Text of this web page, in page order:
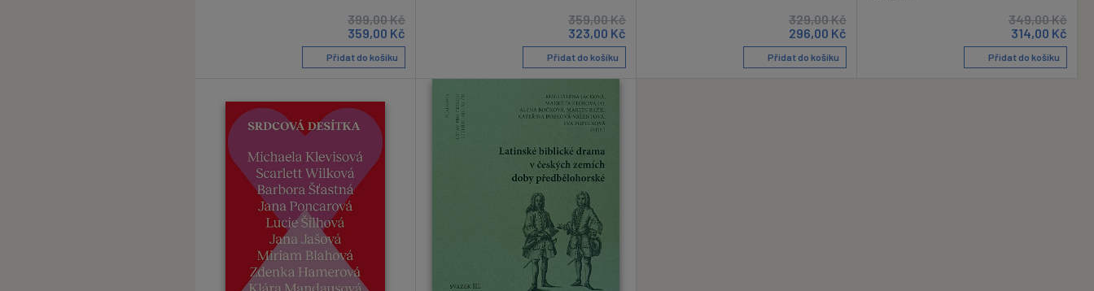
399,00Kč
359,00 Kč
Přidat do košíku
359,00Kč
323,00 Kč
Přidat do košíku
329,00Kč
296,00 Kč
Přidat do košíku
349,00Kč
314,00 Kč
Přidat do košíku